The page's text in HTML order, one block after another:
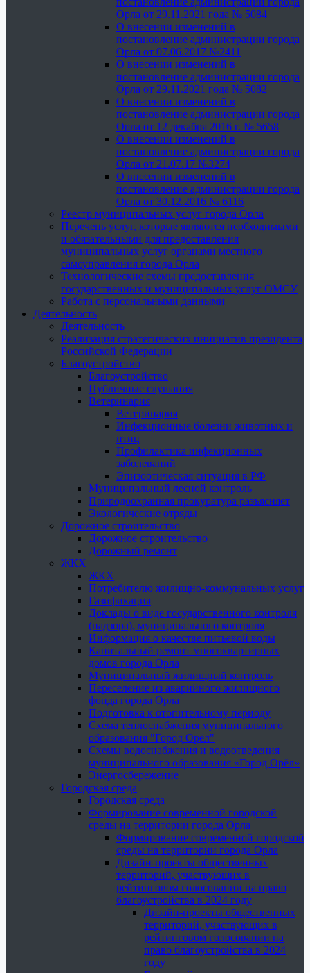
Орла от 29.11.2021 года № 5084
О внесении изменений в
постановление администрации города
Орла от 07.06.2017 №2411
О внесении изменений в
постановление администрации города
Орла от 29.11.2021 года № 5082
О внесении изменений в
постановление администрации города
Орла от 12 декабря 2016 г. № 5658
О внесении изменений в
постановление администрации города
Орла от 21.07.17 №3274
О внесении изменений в
постановление администрации города
Орла от 30.12.2016 № 6116
Реестр муниципальных услуг города Орла
Перечень услуг, которые являются необходимыми
и обязательными для предоставления
муниципальных услуг органами местного
самоуправления города Орла
Технологические схемы предоставления
государственных и муниципальных услуг ОМСУ
Работа с персональными данными
Деятельность
Деятельность
Реализация стратегических инициатив президента
Российской Федерации
Благоустройство
Благоустройство
Публичные слушания
Ветеринария
Ветеринария
Инфекционные болезни животных и
птиц
Профилактика инфекционных
заболеваний
Эпизоотическая ситуация в РФ
Муниципальный лесной контроль
Природоохранная прокуратура разъясняет
Экологические отряды
Дорожное строительство
Дорожное строительство
Дорожный ремонт
ЖКХ
ЖКХ
Потребителю жилищно-коммунальных услуг
Газификация
Доклады о виде государственного контроля
(надзора), муниципального контроля
Информация о качестве питьевой воды
Капитальный ремонт многоквартирных
домов города Орла
Муниципальный жилищный контроль
Переселение из аварийного жилищного
фонда города Орла
Подготовка к отопительному периоду
Схема теплоснабжения муниципального
образования "Город Орёл"
Схемы водоснабжения и водоотведения
муниципального образования «Город Орёл»
Энергосбережение
Городская среда
Городская среда
Формирование современной городской
среды на территории города Орла
Формирование современной городской
среды на территории города Орла
Дизайн-проекты общественных
территорий, участвующих в
рейтинговом голосовании на право
благоустройства в 2024 году
Дизайн-проекты общественных
территорий, участвующих в
рейтинговом голосовании на
право благоустройства в 2024
году